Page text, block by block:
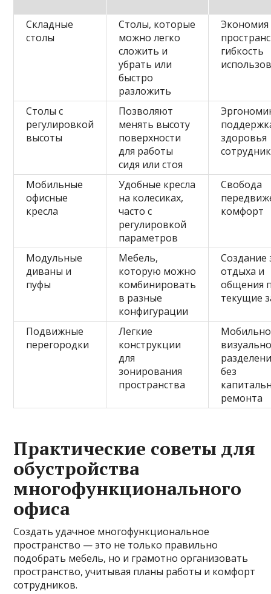
Складные
столы
Столы, которые
можно легко
сложить и
убрать или
быстро
разложить
Экономия
гибкость
Столы с
регулировкой
высоты
Позволяют
менять высоту
поверхности
для работы
сидя или стоя
здоровья
Мобильные
офисные
кресла
Удобные кресла
на колесиках,
часто с
регулировкой
параметров
Свобода
комфорт
Модульные
диваны и
пуфы
Мебель,
которую можно
комбинировать
в разные
конфигурации
Создание
отдыха и
общения
текущие
Подвижные
перегородки
Легкие
конструкции
для
зонирования
пространства
без
ремонта
Практические советы для
обустройства
многофункционального
офиса
Создать удачное многофункциональное
пространство — это не только правильно
подобрать мебель, но и грамотно организовать
пространство, учитывая планы работы и комфорт
сотрудников.